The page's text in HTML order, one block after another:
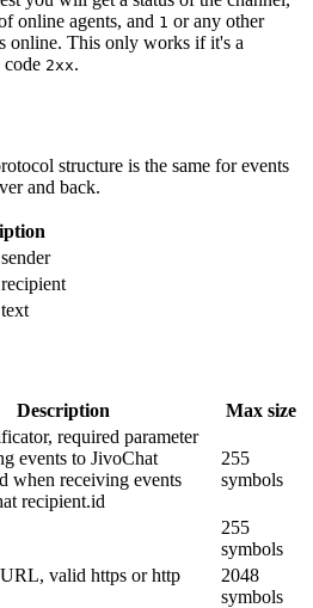
online agents, and 1 or any other
online. This only works if it's a
code 2xx.
structure is the same for events
and back.
Description Max size
required parameter
events to JivoChat
when receiving events
recipient.id
255
symbols
255
symbols
valid https or http
2048
symbols